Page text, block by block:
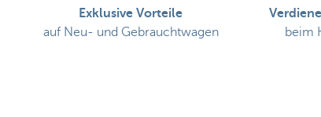
Exklusive Vorteile
auf Neu- und Gebrauchtwagen
beim